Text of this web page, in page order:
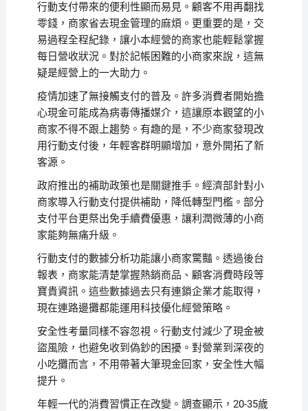
行動支付帶來的便利性顯而易見。顧客不用再翻找
零錢，商家省去現金管理的麻煩。更重要的是，交
易過程全程紀錄，讓小本經營的商家也能輕鬆掌握
每日營收狀況。對於記帳困難的小商家來說，這無
疑是經營上的一大助力。
疫情加速了無接觸支付的普及。許多消費者開始擔
心現金可能成為病毒傳播媒介，這讓原本觀望的小
商家不得不跟上趨勢。有趣的是，不少商家發現改
用行動支付後，年輕客群明顯增加，意外開拓了新
客源。
政府推出的補助政策也是關鍵推手。經濟部針對小
商家導入行動支付提供補助，降低轉型門檻。部分
支付平台更祭出免手續費優惠，讓利潤微薄的小商
家能夠無痛升級。
行動支付的數據分析功能讓小商家驚豔。透過後台
報表，商家能清楚掌握熱銷商品、顧客消費時段等
寶貴資訊。這些數據過去只有連鎖企業才能取得，
現在連路邊攤都能運用科技優化經營策略。
安全性考量同樣不容忽視。行動支付減少了現金被
盜風險，也避免收到偽鈔的困擾。對營業到深夜的
小吃攤而言，不用帶著大筆現金回家，安全性大幅
提升。
年輕一代的消費習慣正在改變。調查顯示，20-35歲